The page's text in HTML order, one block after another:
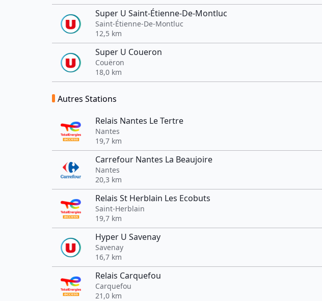
Super U Saint-Étienne-De-Montluc
Saint-Étienne-De-Montluc
12,5 km
Super U Coueron
Couëron
18,0 km
Autres Stations
Relais Nantes Le Tertre
Nantes
19,7 km
Carrefour Nantes La Beaujoire
Nantes
20,3 km
Relais St Herblain Les Ecobuts
Saint-Herblain
19,7 km
Hyper U Savenay
Savenay
16,7 km
Relais Carquefou
Carquefou
21,0 km